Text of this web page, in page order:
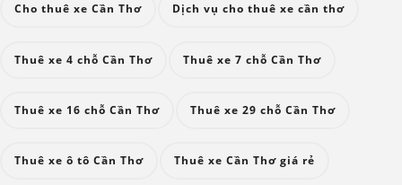
Cho thuê xe Cần Thơ Dịch vụ cho thuê xe cần thơ
Thuê xe 4 chỗ Cần Thơ Thuê xe 7 chỗ Cần Thơ
Thuê xe 16 chỗ Cần Thơ Thuê xe 29 chỗ Cần Thơ
Thuê xe ô tô Cần Thơ Thuê xe Cần Thơ giá rẻ